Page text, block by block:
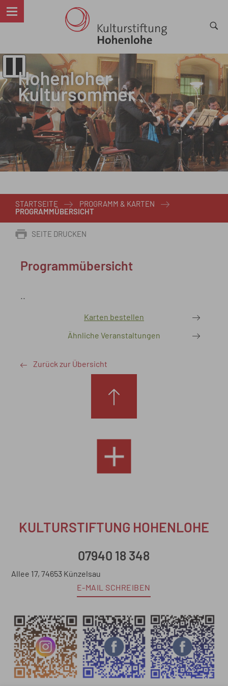
STARTSEITE
PROGRAMM & KARTEN
PROGRAMMÜBERSICHT
SEITE DRUCKEN
Programmübersicht
..
Karten bestellen
Ähnliche Veranstaltungen
Zurück zur Übersicht
KULTURSTIFTUNG HOHENLOHE
07940 18 348
Allee 17, 74653 Künzelsau
E-MAIL SCHREIBEN